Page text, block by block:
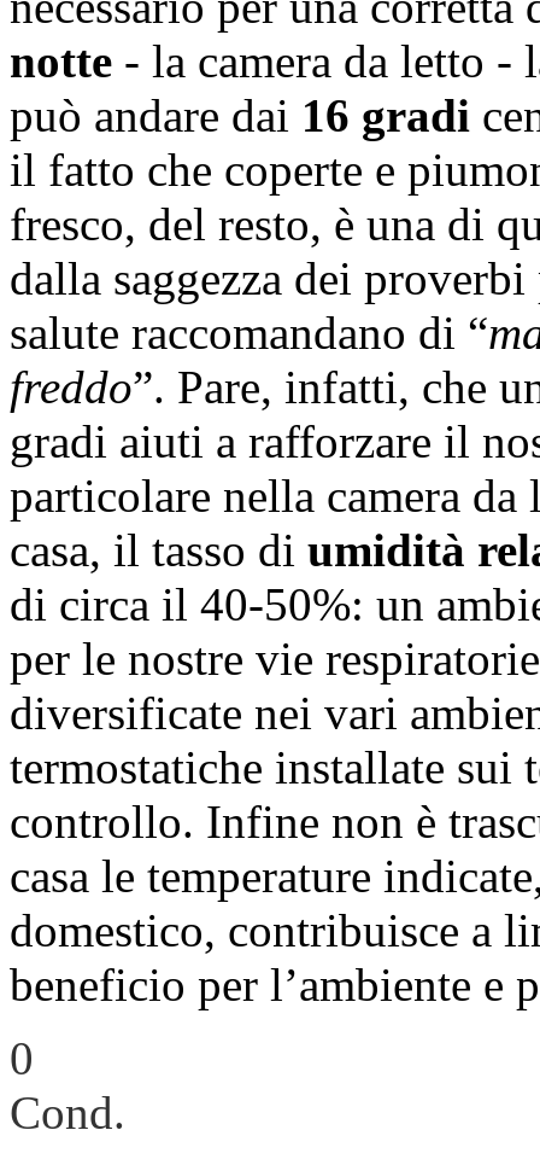
notte - la camera da letto -
può andare dai 16 gradi
il fatto che coperte e
fresco, del resto, è una di
dalla saggezza dei
salute raccomandano di “
freddo”. Pare, infatti, che
gradi aiuti a rafforzare il
particolare nella camera
casa, il tasso di umidità
di circa il 40-50%: un
per le nostre vie
diversificate nei vari
termostatiche installate
controllo. Infine non è
casa le temperature
domestico, contribuisce a
beneficio per l’ambiente
0
Cond.